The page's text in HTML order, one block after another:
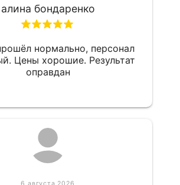
алина бондаренко
нормально, персонал
Цены хорошие. Результат
оправдан
6 августа 2026